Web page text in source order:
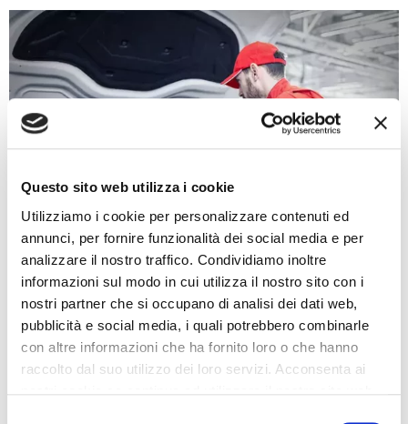
Questo sito web utilizza i cookie
Utilizziamo i cookie per personalizzare contenuti ed
annunci, per fornire funzionalità dei social media e per
analizzare il nostro traffico. Condividiamo inoltre
informazioni sul modo in cui utilizza il nostro sito con i
nostri partner che si occupano di analisi dei dati web,
pubblicità e social media, i quali potrebbero combinarle
con altre informazioni che ha fornito loro o che hanno
raccolto dal suo utilizzo dei loro servizi. Acconsenta ai
Marketing
Inizia a migliorare da subito il tuo Marketing. Scopri come
puoi fare!